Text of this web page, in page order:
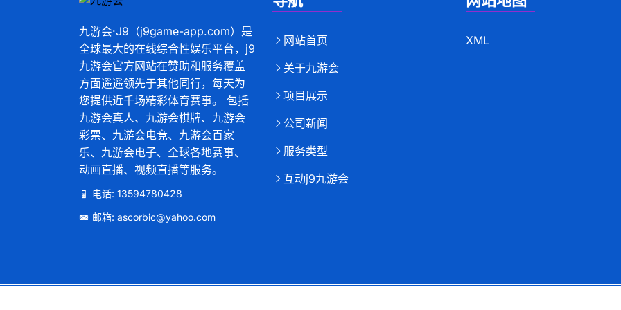
九游会·J9（j9game-app.com）是
全球最大的在线综合性娱乐平台，j9
九游会官方网站在赞助和服务覆盖
方面遥遥领先于其他同行，每天为
您提供近千场精彩体育赛事。 包括
九游会真人、九游会棋牌、九游会
彩票、九游会电竞、九游会百家
乐、九游会电子、全球各地赛事、
动画直播、视频直播等服务。
电话: 13594780428
邮箱: ascorbic@yahoo.com
网站首页
关于九游会
项目展示
公司新闻
服务类型
互动j9九游会
XML